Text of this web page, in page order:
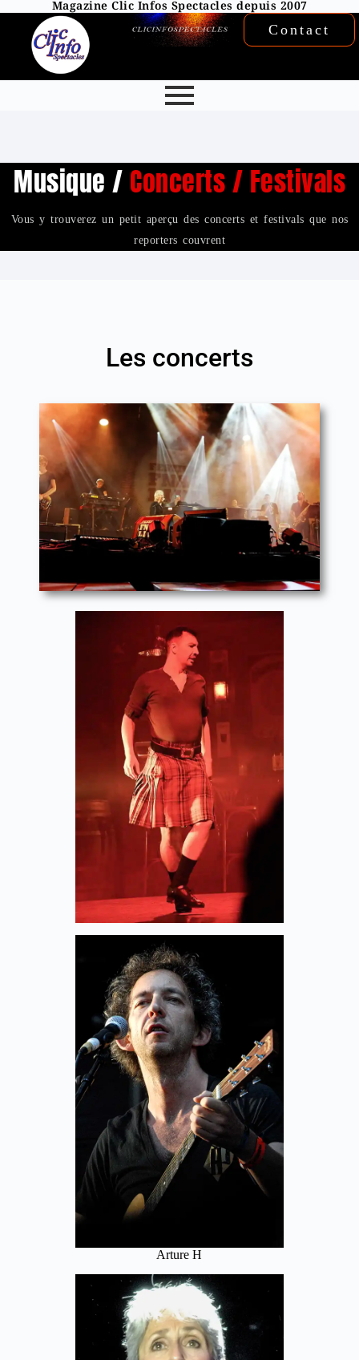
Magazine Clic Infos Spectacles depuis 2007
Contact
Musique / Concerts / Festivals
Vous y trouverez un petit aperçu des concerts et festivals que nos
reporters couvrent
Les concerts
Arture H